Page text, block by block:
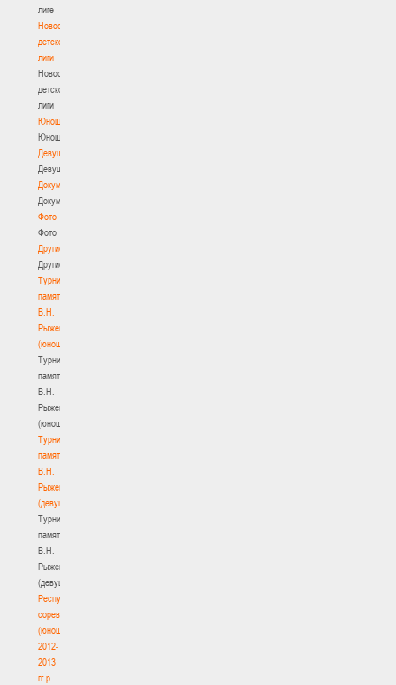
лиге
Новости
детской
лиги
Новости
детской
лиги
Юноши
Юноши
Девушки
Девушки
Документы
Документы
Фото
Фото
Другие
Другие
Турнир
памяти
В.Н.
Рыженкова
(юноши)
Турнир
памяти
В.Н.
Рыженкова
(юноши)
Турнир
памяти
В.Н.
Рыженкова
(девушки)
Турнир
памяти
В.Н.
Рыженкова
(девушки)
Республиканские
соревнования
(юноши)
2012-
2013
гг.р.